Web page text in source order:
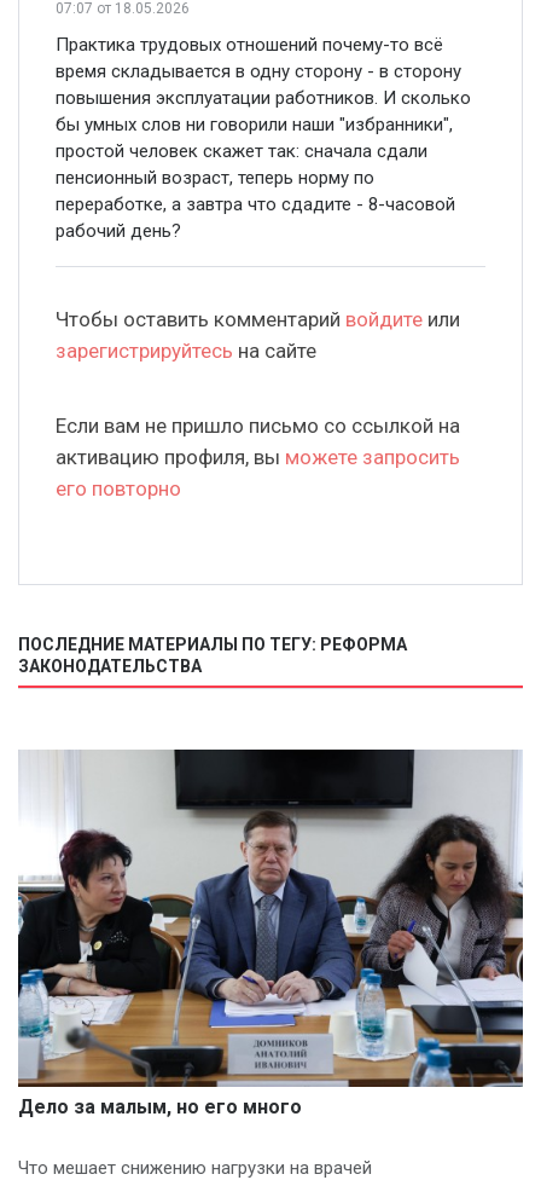
07:07 от 18.05.2026
Практика трудовых отношений почему-то всё
время складывается в одну сторону - в сторону
повышения эксплуатации работников. И сколько
бы умных слов ни говорили наши "избранники",
простой человек скажет так: сначала сдали
пенсионный возраст, теперь норму по
переработке, а завтра что сдадите - 8-часовой
рабочий день?
Чтобы оставить комментарий войдите или
зарегистрируйтесь на сайте
Если вам не пришло письмо со ссылкой на
активацию профиля, вы можете запросить
его повторно
ПОСЛЕДНИЕ МАТЕРИАЛЫ ПО ТЕГУ: РЕФОРМА
ЗАКОНОДАТЕЛЬСТВА
Дело за малым, но его много
Что мешает снижению нагрузки на врачей